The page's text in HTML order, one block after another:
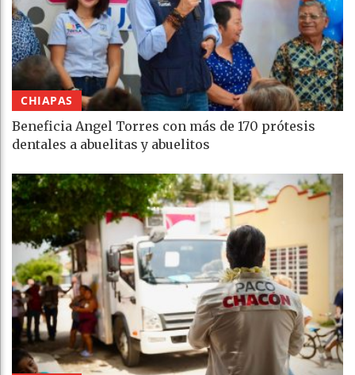
CHIAPAS
Beneficia Angel Torres con más de 170 prótesis
dentales a abuelitas y abuelitos